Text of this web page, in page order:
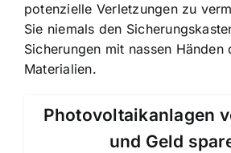
potenzielle Verletzungen zu
Sie niemals den
Sicherungen mit nassen Händen
Materialien.
Photovoltaikanlagen
und Geld